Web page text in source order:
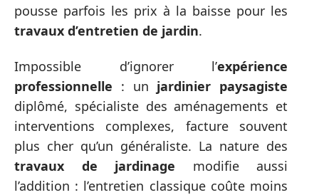
pousse parfois les prix à la baisse pour les
travaux d’entretien de jardin.
Impossible d’ignorer l’expérience
professionnelle : un jardinier paysagiste
diplômé, spécialiste des aménagements et
interventions complexes, facture souvent
plus cher qu’un généraliste. La nature des
travaux de jardinage modifie aussi
l’addition : l’entretien classique coûte moins